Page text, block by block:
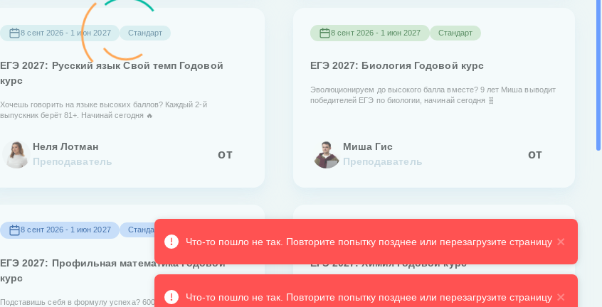
8 сент 2026 - 1 июн 2027 Стандарт
ЕГЭ 2027: Русский язык Свой темп Годовой
курс
Хочешь говорить на языке высоких баллов? Каждый 2-й
выпускник берёт 81+. Начинай сегодня 🔥
Неля Лотман
Преподаватель
от
8 сент 2026 - 1 июн 2027 Стандарт
ЕГЭ 2027: Биология Годовой курс
Эволюционируем до высокого балла вместе? 9 лет Миша выводит
победителей ЕГЭ по биологии, начинай сегодня 🧬
Миша Гис
Преподаватель
от
8 сент 2026 - 1 июн 2027 Стандарт
ЕГЭ 2027: Профильная математика Годовой
курс
Подставишь себя в формулу успеха? 6000 учеников Кирилла уже
ЕГЭ 2027: Химия Годовой курс
вырастила 30 стобалльников, приступай сегодня ⚗️
Что-то пошло не так. Повторите попытку позднее или перезагрузите страницу
Что-то пошло не так. Повторите попытку позднее или перезагрузите страницу